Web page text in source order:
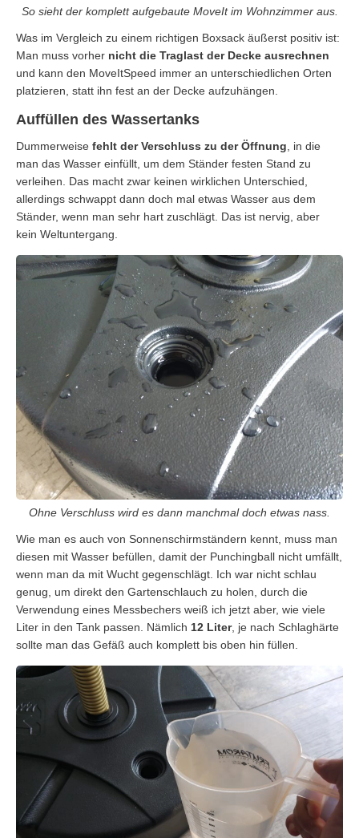
So sieht der komplett aufgebaute MoveIt im Wohnzimmer aus.
Was im Vergleich zu einem richtigen Boxsack äußerst positiv ist:
Man muss vorher nicht die Traglast der Decke ausrechnen
und kann den MoveItSpeed immer an unterschiedlichen Orten
platzieren, statt ihn fest an der Decke aufzuhängen.
Auffüllen des Wassertanks
Dummerweise fehlt der Verschluss zu der Öffnung , in die
man das Wasser einfüllt, um dem Ständer festen Stand zu
verleihen. Das macht zwar keinen wirklichen Unterschied,
allerdings schwappt dann doch mal etwas Wasser aus dem
Ständer, wenn man sehr hart zuschlägt. Das ist nervig, aber
kein Weltuntergang.
Ohne Verschluss wird es dann manchmal doch etwas nass.
Wie man es auch von Sonnenschirmständern kennt, muss man
diesen mit Wasser befüllen, damit der Punchingball nicht umfällt,
wenn man da mit Wucht gegenschlägt. Ich war nicht schlau
genug, um direkt den Gartenschlauch zu holen, durch die
Verwendung eines Messbechers weiß ich jetzt aber, wie viele
Liter in den Tank passen. Nämlich 12 Liter, je nach Schlaghärte
sollte man das Gefäß auch komplett bis oben hin füllen.